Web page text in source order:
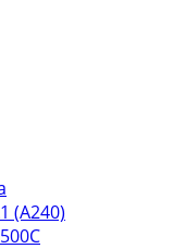
(А240)